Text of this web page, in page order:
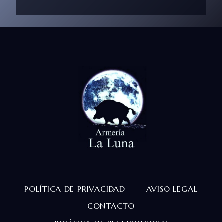
POLÍTICA DE PRIVACIDAD
AVISO LEGAL
CONTACTO